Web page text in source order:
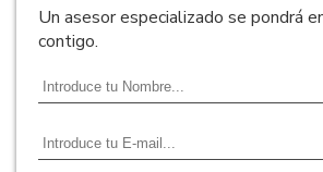
Un asesor especializado se pondrá
contigo.